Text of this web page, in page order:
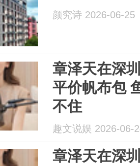
颜究诗 2026-06-25
章泽天在深
平价帆布包
不住
趣文说娱 2026-06-
章泽天在深